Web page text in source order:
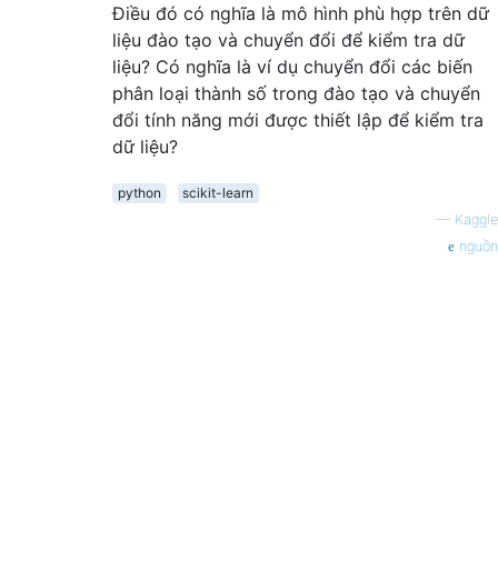
Điều đó có nghĩa là mô hình phù hợp trên dữ
liệu đào tạo và chuyển đổi để kiểm tra dữ
liệu? Có nghĩa là ví dụ chuyển đổi các biến
phân loại thành số trong đào tạo và chuyển
đổi tính năng mới được thiết lập để kiểm tra
dữ liệu?
python
scikit-learn
— Kaggle
nguồn